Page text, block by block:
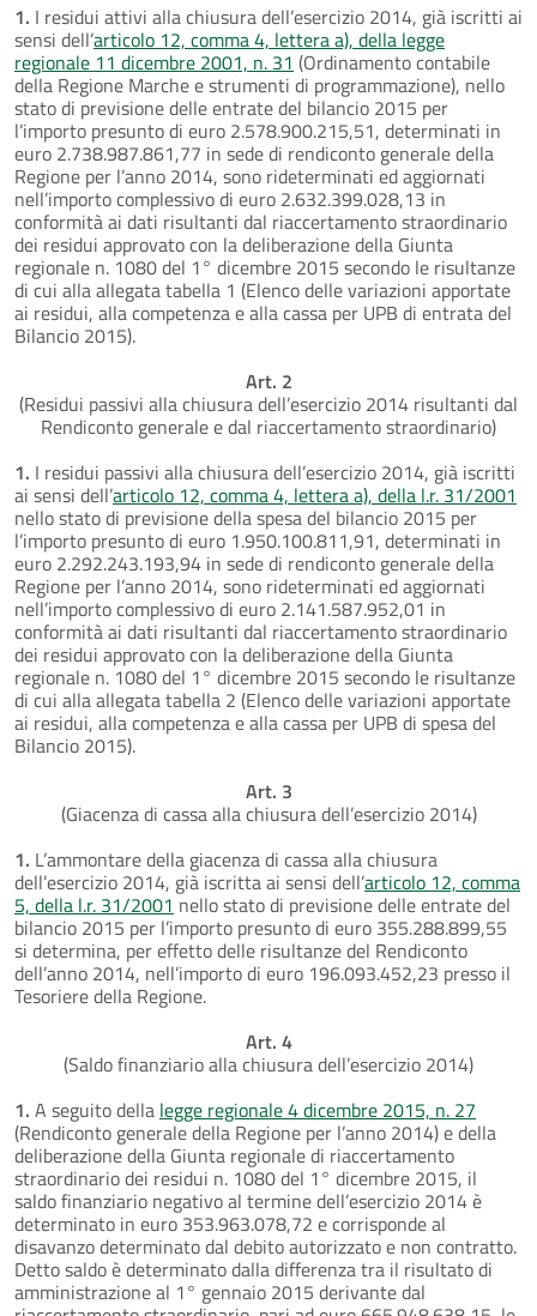
1. I residui attivi alla chiusura dell’esercizio 2014, già iscritti ai
sensi dell’articolo 12, comma 4, lettera a), della legge
regionale 11 dicembre 2001, n. 31 (Ordinamento contabile
della Regione Marche e strumenti di programmazione), nello
stato di previsione delle entrate del bilancio 2015 per
l’importo presunto di euro 2.578.900.215,51, determinati in
euro 2.738.987.861,77 in sede di rendiconto generale della
Regione per l’anno 2014, sono rideterminati ed aggiornati
nell’importo complessivo di euro 2.632.399.028,13 in
conformità ai dati risultanti dal riaccertamento straordinario
dei residui approvato con la deliberazione della Giunta
regionale n. 1080 del 1° dicembre 2015 secondo le risultanze
di cui alla allegata tabella 1 (Elenco delle variazioni apportate
ai residui, alla competenza e alla cassa per UPB di entrata del
Bilancio 2015).
Art. 2
(Residui passivi alla chiusura dell’esercizio 2014 risultanti dal
Rendiconto generale e dal riaccertamento straordinario)
1. I residui passivi alla chiusura dell’esercizio 2014, già iscritti
ai sensi dell’articolo 12, comma 4, lettera a), della l.r. 31/2001
nello stato di previsione della spesa del bilancio 2015 per
l’importo presunto di euro 1.950.100.811,91, determinati in
euro 2.292.243.193,94 in sede di rendiconto generale della
Regione per l’anno 2014, sono rideterminati ed aggiornati
nell’importo complessivo di euro 2.141.587.952,01 in
conformità ai dati risultanti dal riaccertamento straordinario
dei residui approvato con la deliberazione della Giunta
regionale n. 1080 del 1° dicembre 2015 secondo le risultanze
di cui alla allegata tabella 2 (Elenco delle variazioni apportate
ai residui, alla competenza e alla cassa per UPB di spesa del
Bilancio 2015).
Art. 3
(Giacenza di cassa alla chiusura dell’esercizio 2014)
1. L’ammontare della giacenza di cassa alla chiusura
dell’esercizio 2014, già iscritta ai sensi dell’articolo 12, comma
5, della l.r. 31/2001 nello stato di previsione delle entrate del
bilancio 2015 per l’importo presunto di euro 355.288.899,55
si determina, per effetto delle risultanze del Rendiconto
dell’anno 2014, nell’importo di euro 196.093.452,23 presso il
Tesoriere della Regione.
Art. 4
(Saldo finanziario alla chiusura dell’esercizio 2014)
1. A seguito della legge regionale 4 dicembre 2015, n. 27
(Rendiconto generale della Regione per l’anno 2014) e della
deliberazione della Giunta regionale di riaccertamento
straordinario dei residui n. 1080 del 1° dicembre 2015, il
saldo finanziario negativo al termine dell’esercizio 2014 è
determinato in euro 353.963.078,72 e corrisponde al
disavanzo determinato dal debito autorizzato e non contratto.
Detto saldo è determinato dalla differenza tra il risultato di
amministrazione al 1° gennaio 2015 derivante dal